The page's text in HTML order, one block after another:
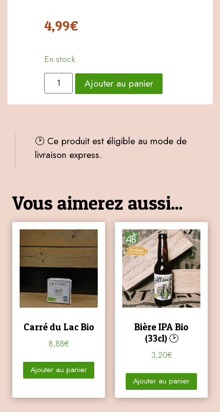
4,99€
En stock
Ajouter au panier
🕑 Ce produit est éligible au mode de
livraison express.
Vous aimerez aussi...
Carré du Lac Bio
8,88€
Ajouter au panier
Bière IPA Bio
(33cl) 🕑
3,20€
Ajouter au panier